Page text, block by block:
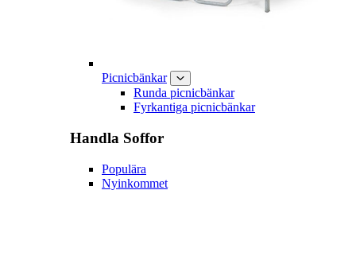
Picnicbänkar
Runda picnicbänkar
Fyrkantiga picnicbänkar
Handla Soffor
Populära
Nyinkommet